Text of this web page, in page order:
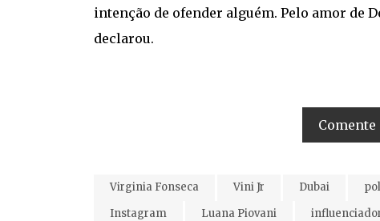
intenção de ofender alguém. Pelo amor de
declarou.
Virginia Fonseca Vini Jr Dubai
Instagram
Luana Piovani